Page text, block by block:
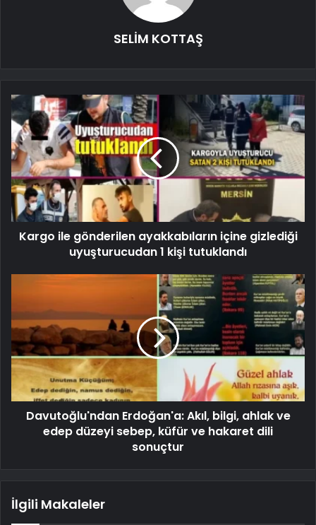
SELİM KOTTAŞ
Kargo ile gönderilen ayakkabıların içine gizlediği
uyuşturucudan 1 kişi tutuklandı
Davutoğlu'ndan Erdoğan'a: Akıl, bilgi, ahlak ve
edep düzeyi sebep, küfür ve hakaret dili
sonuçtur
İlgili Makaleler